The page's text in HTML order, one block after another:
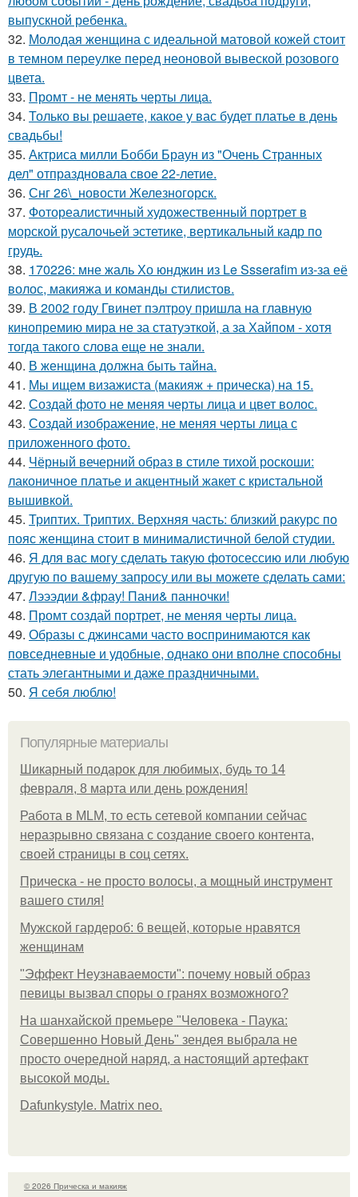
выпускной ребенка.
32. Молодая женщина с идеальной матовой кожей стоит
в темном переулке перед неоновой вывеской розового
цвета.
33. Промт - не менять черты лица.
34. Только вы решаете, какое у вас будет платье в день
свадьбы!
35. Актриса милли Бобби Браун из "Очень Странных
дел" отпраздновала свое 22-летие.
36. Снг 26\_новости Железногорск.
37. Фотореалистичный художественный портрет в
морской русалочьей эстетике, вертикальный кадр по
грудь.
38. 170226: мне жаль Хо юнджин из Le Ssserafim из-за её
волос, макияжа и команды стилистов.
39. В 2002 году Гвинет пэлтроу пришла на главную
кинопремию мира не за статуэткой, а за Хайпом - хотя
тогда такого слова еще не знали.
40. В женщина должна быть тайна.
41. Мы ищем визажиста (макияж + прическа) на 15.
42. Создай фото не меняя черты лица и цвет волос.
43. Создай изображение, не меняя черты лица с
приложенного фото.
44. Чёрный вечерний образ в стиле тихой роскоши:
лаконичное платье и акцентный жакет с кристальной
вышивкой.
45. Триптих. Триптих. Верхняя часть: близкий ракурс по
пояс женщина стоит в минималистичной белой студии.
46. Я для вас могу сделать такую фотосессию или любую
другую по вашему запросу или вы можете сделать сами:
47. Лэээдии &фрау! Пани& панночки!
48. Промт создай портрет, не меняя черты лица.
49. Образы с джинсами часто воспринимаются как
повседневные и удобные, однако они вполне способны
стать элегантными и даже праздничными.
50. Я себя люблю!
Популярные материалы
Шикарный подарок для любимых, будь то 14
февраля, 8 марта или день рождения!
Работа в MLM, то есть сетевой компании сейчас
неразрывно связана с создание своего контента,
своей страницы в соц сетях.
Прическа - не просто волосы, а мощный инструмент
вашего стиля!
Мужской гардероб: 6 вещей, которые нравятся
женщинам
"Эффект Неузнаваемости": почему новый образ
певицы вызвал споры о гранях возможного?
На шанхайской премьере "Человека - Паука:
Совершенно Новый День" зендея выбрала не
просто очередной наряд, а настоящий артефакт
высокой моды.
Dafunkystyle. Matrix neo.
© 2026 Прическа и макияж